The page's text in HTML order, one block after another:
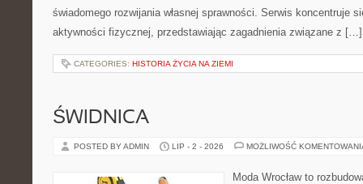
świadomego rozwijania własnej sprawności. Serwis koncentruje
aktywności fizycznej, przedstawiając zagadnienia związane z […]
CATEGORIES: HISTORIA ŻYCIA NA ZIEMI
ŚWIDNICA
POSTED BY ADMIN LIP - 2 - 2026 MOŻLIWOŚĆ
Moda Wrocław to